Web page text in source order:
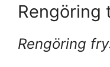
Rengöring
Rengöring